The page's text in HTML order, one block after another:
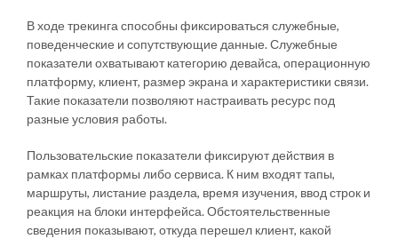
В ходе трекинга способны фиксироваться служебные,
поведенческие и сопутствующие данные. Служебные
показатели охватывают категорию девайса, операционную
платформу, клиент, размер экрана и характеристики связи.
Такие показатели позволяют настраивать ресурс под
разные условия работы.
Пользовательские показатели фиксируют действия в
рамках платформы либо сервиса. К ним входят тапы,
маршруты, листание раздела, время изучения, ввод строк и
реакция на блоки интерфейса. Обстоятельственные
сведения показывают, откуда перешел клиент, какой